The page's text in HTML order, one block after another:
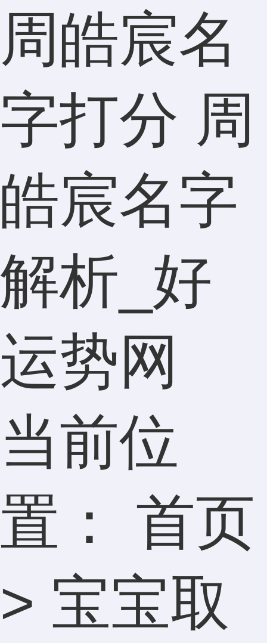
周皓宸名
字打分 周
皓宸名字
解析_好
运势网
当前位
置： 首页
> 宝宝取